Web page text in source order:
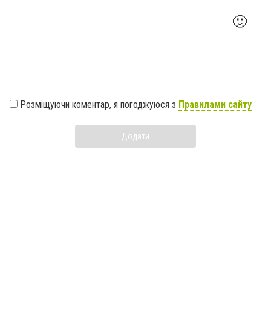
🙂
Розміщуючи коментар, я погоджуюся з Правилами сайту
Додати